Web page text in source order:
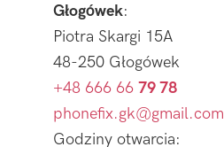
Głogówek:
Piotra Skargi 15A
48-250 Głogówek
+48 666 66 79 78
phonefix.gk@gmail.com
Godziny otwarcia: